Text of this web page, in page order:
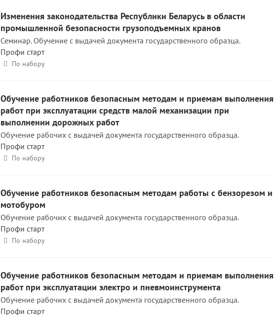
Изменения законодательства Республики Беларусь в области
промышленной безопасности грузоподъемных кранов
Семинар. Обучение с выдачей документа государственного образца.
Профи старт
По набору
Обучение работников безопасным методам и приемам выполнения
работ при эксплуатации средств малой механизации при
выполнении дорожных работ
Обучение рабочих с выдачей документа государственного образца.
Профи старт
По набору
Обучение работников безопасным методам работы с бензорезом и
мотобуром
Обучение рабочих с выдачей документа государственного образца.
Профи старт
По набору
Обучение работников безопасным методам и приемам выполнения
работ при эксплуатации электро и пневмоинструмента
Обучение рабочих с выдачей документа государственного образца.
Профи старт